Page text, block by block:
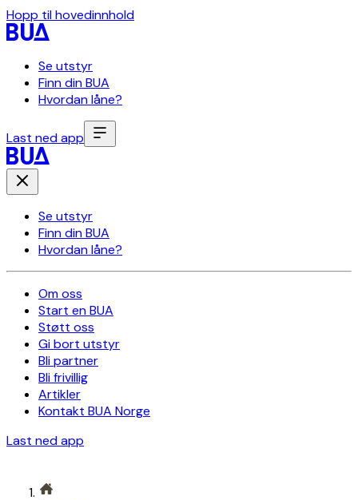
Hopp til hovedinnhold
Se utstyr
Finn din BUA
Hvordan låne?
Last ned app
Se utstyr
Finn din BUA
Hvordan låne?
Om oss
Start en BUA
Støtt oss
Gi bort utstyr
Bli partner
Bli frivillig
Artikler
Kontakt BUA Norge
Last ned app